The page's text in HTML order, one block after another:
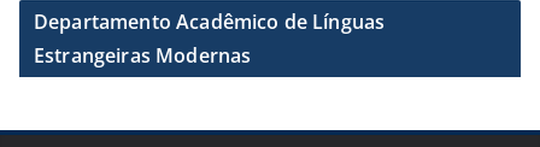
Departamento Acadêmico de Línguas
Estrangeiras Modernas